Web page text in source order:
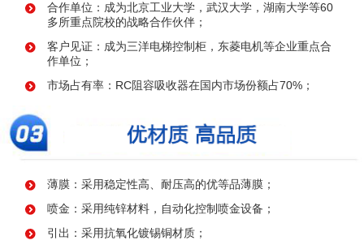
合作单位：成为北京工业大学，武汉大学，湖南大学等60
多所重点院校的战略合作伙伴；
客户见证：成为三洋电梯控制柜，东菱电机等企业重点合
作单位；
市场占有率：RC阻容吸收器在国内市场份额占70%；
薄膜：采用稳定性高、耐压高的优等品薄膜；
喷金：采用纯锌材料，自动化控制喷金设备；
引出：采用抗氧化镀锡铜材质；